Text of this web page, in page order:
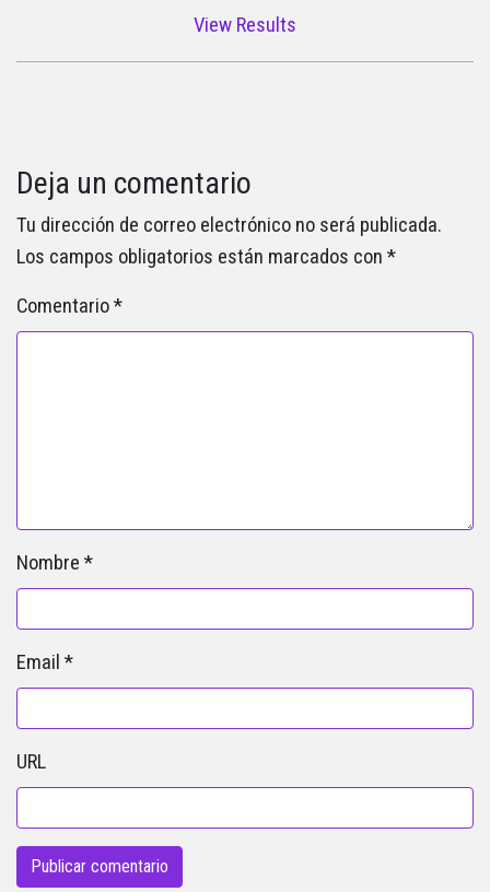
View Results
Deja un comentario
Tu dirección de correo electrónico no será publicada.
Los campos obligatorios están marcados con *
Comentario*
Nombre *
Email *
URL